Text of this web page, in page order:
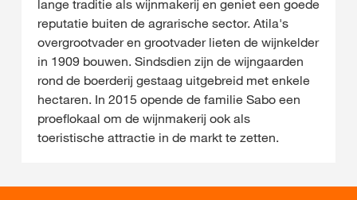
lange traditie als wijnmakerij en geniet een goede
reputatie buiten de agrarische sector. Atila's
overgrootvader en grootvader lieten de wijnkelder
in 1909 bouwen. Sindsdien zijn de wijngaarden
rond de boerderij gestaag uitgebreid met enkele
hectaren. In 2015 opende de familie Sabo een
proeflokaal om de wijnmakerij ook als
toeristische attractie in de markt te zetten.